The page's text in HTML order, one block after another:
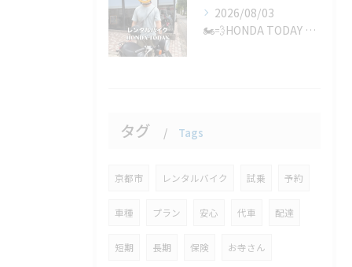
2026/08/03
🏍️💨HONDA TODAY 1ヶ月レンタルご利用いただきあ...
タグ Tags
京都市 レンタルバイク 試乗 予約
車種 プラン 安心 代車 配達
短期 長期 保険 お寺さん